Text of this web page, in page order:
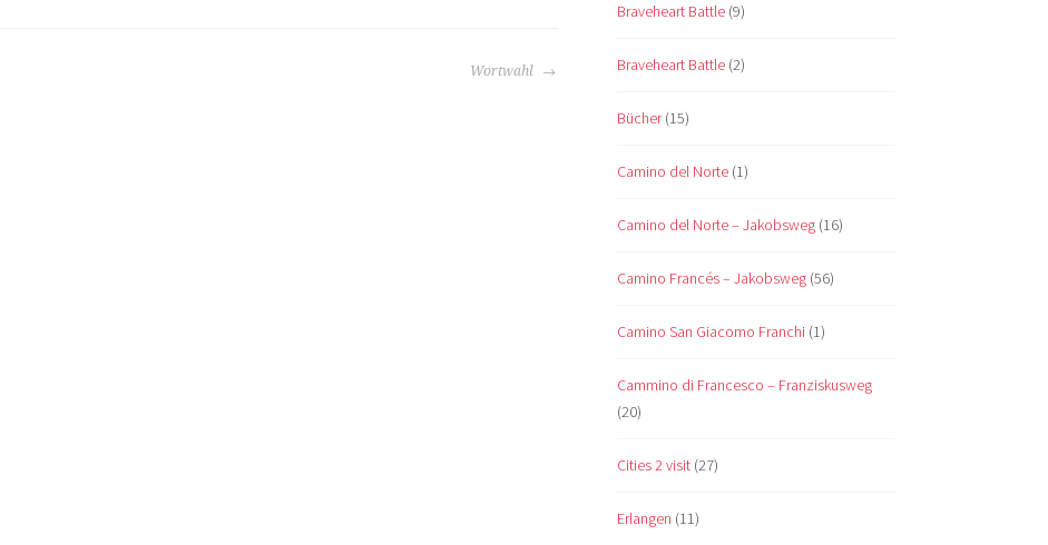
Wortwahl
Braveheart Battle (9)
Braveheart Battle (2)
Bücher(15)
Camino del Norte (1)
Camino del Norte – Jakobsweg (16)
Camino Francés – Jakobsweg (56)
Camino San Giacomo Franchi (1)
Cammino di Francesco – Franziskusweg
(20)
Cities 2 visit (27)
Erlangen (11)